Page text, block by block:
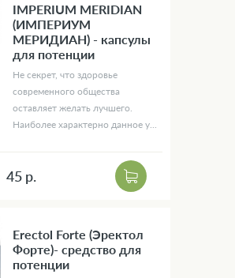
IMPERIUM MERIDIAN
(ИМПЕРИУМ
МЕРИДИАН) - капсулы
для потенции
Не секрет, что здоровье
современного общества
оставляет желать лучшего.
Наиболее характерно данное у...
45 р.
Erectol Forte (Эректол
Форте)- средство для
потенции